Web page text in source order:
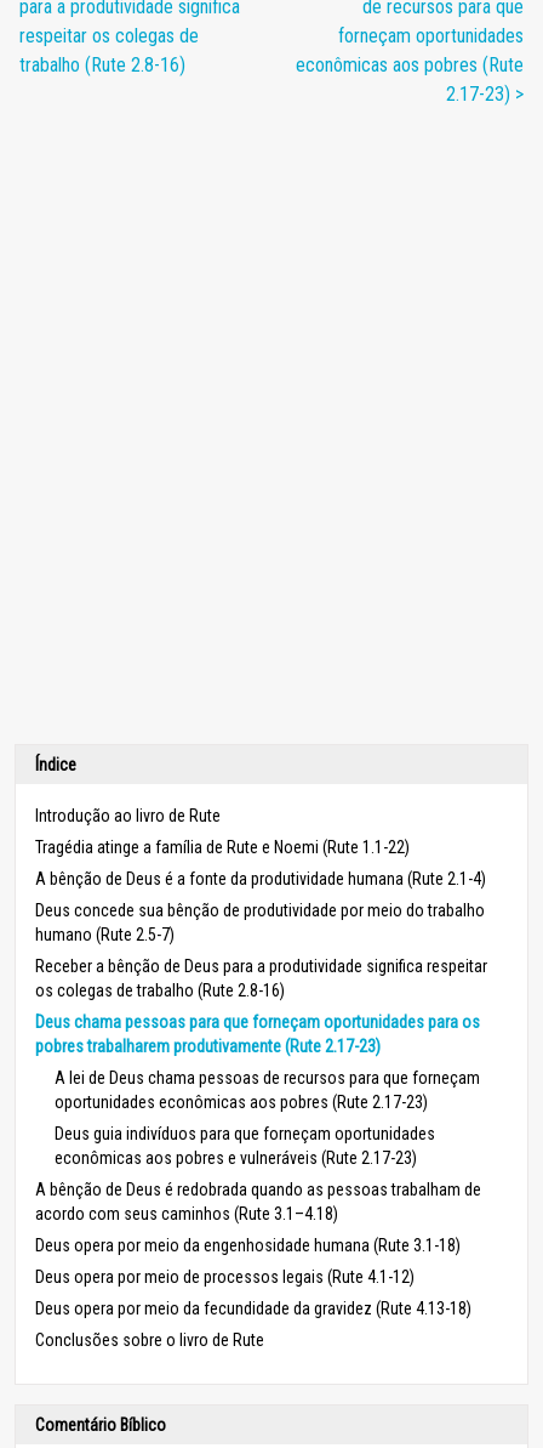
para a produtividade significa
respeitar os colegas de
trabalho (Rute 2.8-16)
de recursos para que
forneçam oportunidades
econômicas aos pobres (Rute
2.17-23) >
Índice
Introdução ao livro de Rute
Tragédia atinge a família de Rute e Noemi (Rute 1.1-22)
A bênção de Deus é a fonte da produtividade humana (Rute 2.1-4)
Deus concede sua bênção de produtividade por meio do trabalho
humano (Rute 2.5-7)
Receber a bênção de Deus para a produtividade significa respeitar
os colegas de trabalho (Rute 2.8-16)
Deus chama pessoas para que forneçam oportunidades para os
pobres trabalharem produtivamente (Rute 2.17-23)
A lei de Deus chama pessoas de recursos para que forneçam
oportunidades econômicas aos pobres (Rute 2.17-23)
Deus guia indivíduos para que forneçam oportunidades
econômicas aos pobres e vulneráveis (Rute 2.17-23)
A bênção de Deus é redobrada quando as pessoas trabalham de
acordo com seus caminhos (Rute 3.1–4.18)
Deus opera por meio da engenhosidade humana (Rute 3.1-18)
Deus opera por meio de processos legais (Rute 4.1-12)
Deus opera por meio da fecundidade da gravidez (Rute 4.13-18)
Conclusões sobre o livro de Rute
Comentário Bíblico